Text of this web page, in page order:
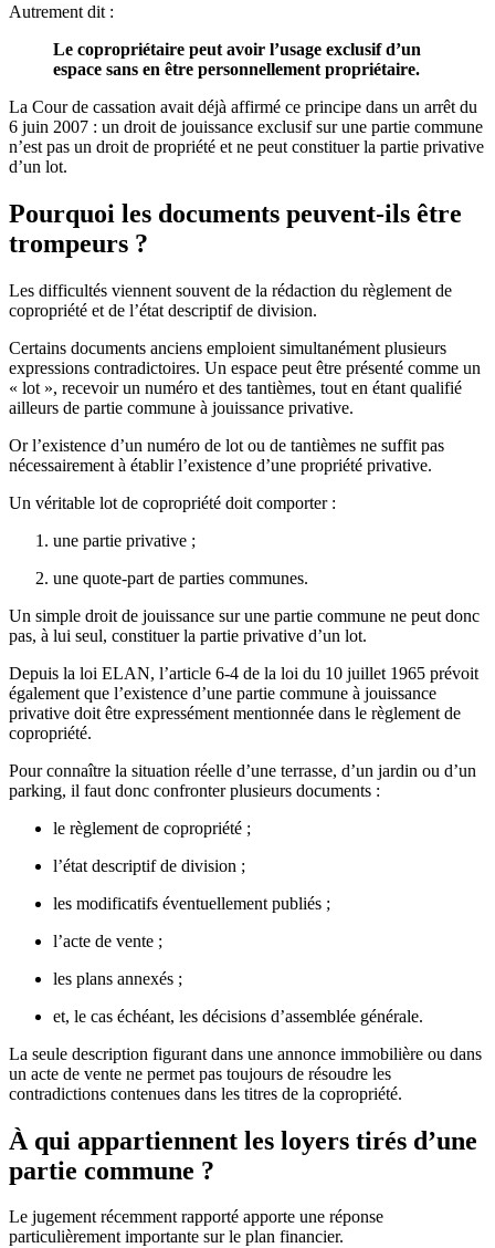
Autrement dit :
Le copropriétaire peut avoir l’usage exclusif d’un
espace sans en être personnellement propriétaire.
La Cour de cassation avait déjà affirmé ce principe dans un arrêt du
6 juin 2007 : un droit de jouissance exclusif sur une partie commune
n’est pas un droit de propriété et ne peut constituer la partie privative
d’un lot.
Pourquoi les documents peuvent-ils être
trompeurs ?
Les difficultés viennent souvent de la rédaction du règlement de
copropriété et de l’état descriptif de division.
Certains documents anciens emploient simultanément plusieurs
expressions contradictoires. Un espace peut être présenté comme un
« lot », recevoir un numéro et des tantièmes, tout en étant qualifié
ailleurs de partie commune à jouissance privative.
Or l’existence d’un numéro de lot ou de tantièmes ne suffit pas
nécessairement à établir l’existence d’une propriété privative.
Un véritable lot de copropriété doit comporter :
une partie privative ;
une quote-part de parties communes.
Un simple droit de jouissance sur une partie commune ne peut donc
pas, à lui seul, constituer la partie privative d’un lot.
Depuis la loi ELAN, l’article 6-4 de la loi du 10 juillet 1965 prévoit
également que l’existence d’une partie commune à jouissance
privative doit être expressément mentionnée dans le règlement de
copropriété.
Pour connaître la situation réelle d’une terrasse, d’un jardin ou d’un
parking, il faut donc confronter plusieurs documents :
le règlement de copropriété ;
l’état descriptif de division ;
les modificatifs éventuellement publiés ;
l’acte de vente ;
les plans annexés ;
et, le cas échéant, les décisions d’assemblée générale.
La seule description figurant dans une annonce immobilière ou dans
un acte de vente ne permet pas toujours de résoudre les
contradictions contenues dans les titres de la copropriété.
À qui appartiennent les loyers tirés d’une
partie commune ?
Le jugement récemment rapporté apporte une réponse
particulièrement importante sur le plan financier.